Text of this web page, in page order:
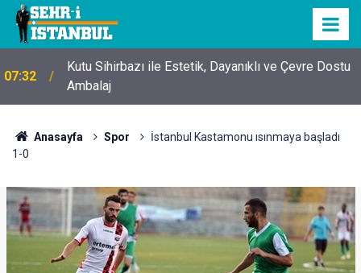
07:32
Kutu Sihirbazı ile Estetik, Dayanıklı ve Çevre Dostu
Ambalaj
Anasayfa Spor
İstanbul Kastamonu ısınmaya başladı
1-0